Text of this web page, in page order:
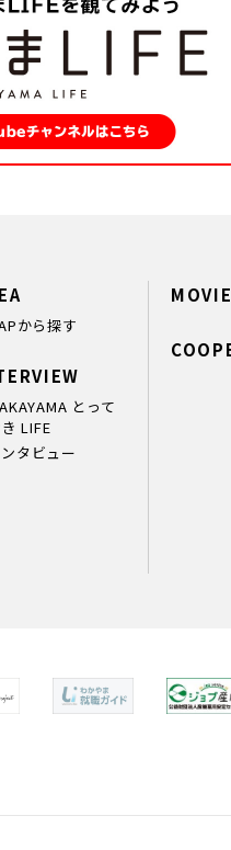
から探す
とって
LIFE
タビュー
MOVIE